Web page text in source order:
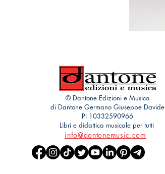
© Dantone Edizioni e Musica
di Dantone Germano Giuseppe Davide
PI 10332590966
Libri e didattica musicale per tutti
info@dantonemusic.com